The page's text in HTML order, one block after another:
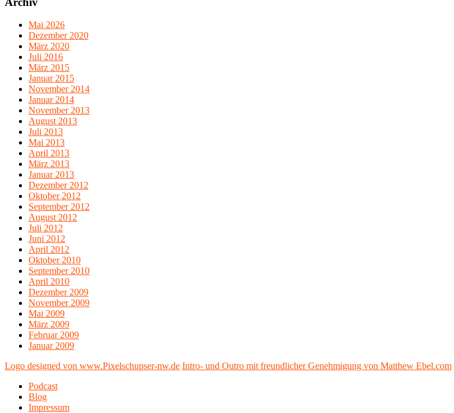
Mai 2026
Dezember 2020
März 2020
Juli 2016
März 2015
Januar 2015
November 2014
Januar 2014
November 2013
August 2013
Juli 2013
Mai 2013
April 2013
März 2013
Januar 2013
Dezember 2012
Oktober 2012
September 2012
August 2012
Juli 2012
Juni 2012
April 2012
Oktober 2010
September 2010
April 2010
Dezember 2009
November 2009
Mai 2009
März 2009
Februar 2009
Januar 2009
Logo designed von www.Pixelschupser-nw.de Intro- und Outro mit freundlicher Genehmigung von Matthew Ebel.com
Podcast
Blog
Impressum